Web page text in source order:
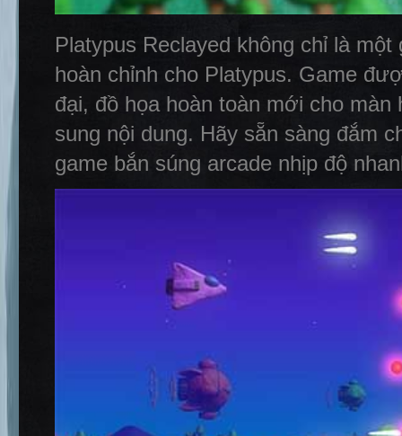
Platypus Reclayed không chỉ là
hoàn chỉnh cho Platypus. Game
đại, đồ họa hoàn toàn mới cho
sung nội dung. Hãy sẵn sàng đắm
game bắn súng arcade nhịp độ